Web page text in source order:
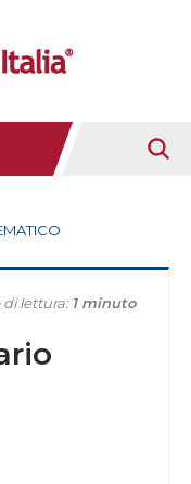
di lettura: 1 minuto